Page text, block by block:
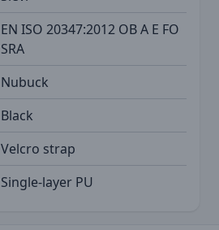
EN ISO 20347:2012 OB A E FO
SRA
Nubuck
Black
Velcro strap
Single-layer PU